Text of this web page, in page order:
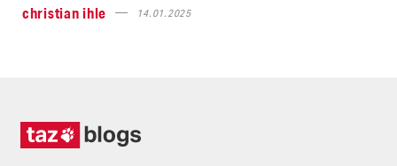
christian ihle
14.01.2025